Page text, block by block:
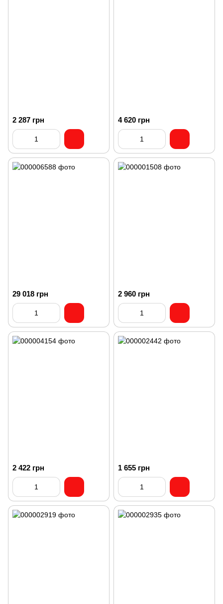
2 287 грн 4 620 грн
29 018 грн 2 960 грн
2 422 грн 1 655 грн